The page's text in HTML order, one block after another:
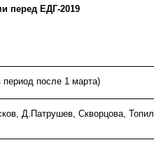
перед ЕДГ-2019
после 1 марта)
Д.Патрушев, Скворцова,